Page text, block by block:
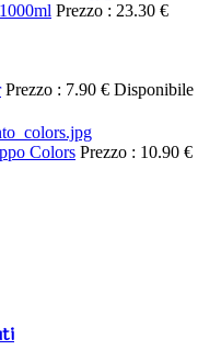
Prezzo : 23.30 €
Prezzo : 7.90 € Disponibile
Colors Prezzo : 10.90 €